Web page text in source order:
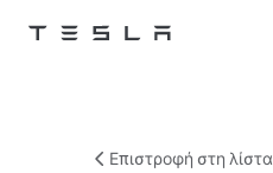
Tesla
Επιστροφή στη λίστα